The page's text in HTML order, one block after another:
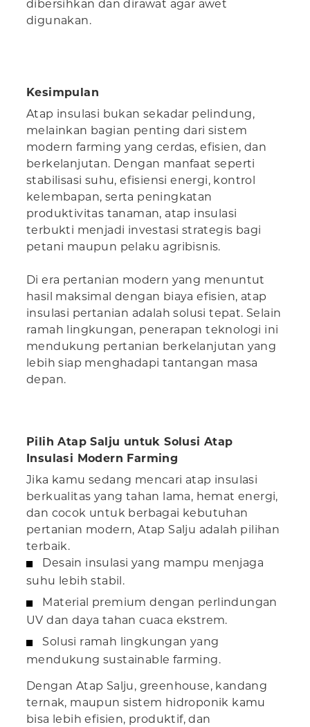
dibersihkan dan dirawat agar awet
digunakan.
Kesimpulan
Atap insulasi bukan sekadar pelindung,
melainkan bagian penting dari sistem
modern farming yang cerdas, efisien, dan
berkelanjutan. Dengan manfaat seperti
stabilisasi suhu, efisiensi energi, kontrol
kelembapan, serta peningkatan
produktivitas tanaman, atap insulasi
terbukti menjadi investasi strategis bagi
petani maupun pelaku agribisnis.
Di era pertanian modern yang menuntut
hasil maksimal dengan biaya efisien, atap
insulasi pertanian adalah solusi tepat. Selain
ramah lingkungan, penerapan teknologi ini
mendukung pertanian berkelanjutan yang
lebih siap menghadapi tantangan masa
depan.
Pilih Atap Salju untuk Solusi Atap
Insulasi Modern Farming
Jika kamu sedang mencari atap insulasi
berkualitas yang tahan lama, hemat energi,
dan cocok untuk berbagai kebutuhan
pertanian modern, Atap Salju adalah pilihan
terbaik.
Desain insulasi yang mampu menjaga
suhu lebih stabil.
Material premium dengan perlindungan
UV dan daya tahan cuaca ekstrem.
Solusi ramah lingkungan yang
mendukung sustainable farming.
Dengan Atap Salju, greenhouse, kandang
ternak, maupun sistem hidroponik kamu
bisa lebih efisien, produktif, dan